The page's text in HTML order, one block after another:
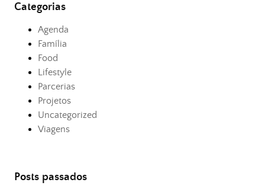
Categorias
Agenda
Família
Food
Lifestyle
Parcerias
Projetos
Uncategorized
Viagens
Posts passados